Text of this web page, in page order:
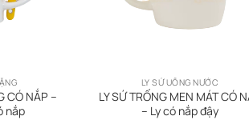
CÓ NẮP –
nắp
LY SỨ UỐNG NƯỚC
LY SỨ TRỐNG MEN MÁT CÓ
– Ly có nắp đậy